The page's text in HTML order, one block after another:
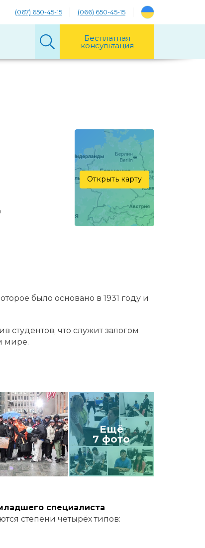
(067) 650-45-15 (066) 650-45-15
Бесплатная
консультация
Открыть карту
было основано в 1931 году и
студентов, что служит залогом
мире.
Ещё
7 фото
специалиста
степени четырёх типов: